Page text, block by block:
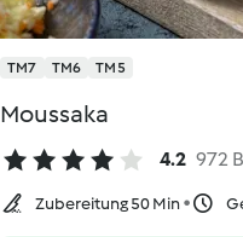
TM7 TM6 TM5
Moussaka
4.2 972
Zubereitung 50 Min